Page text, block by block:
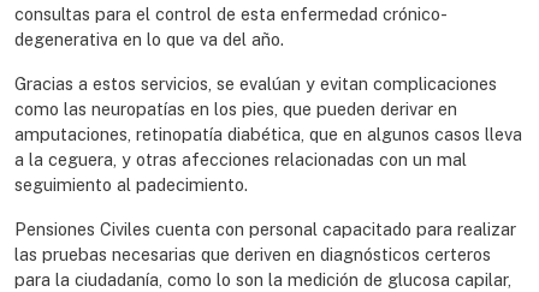
consultas para el control de esta enfermedad crónico-
degenerativa en lo que va del año.
Gracias a estos servicios, se evalúan y evitan complicaciones
como las neuropatías en los pies, que pueden derivar en
amputaciones, retinopatía diabética, que en algunos casos lleva
a la ceguera, y otras afecciones relacionadas con un mal
seguimiento al padecimiento.
Pensiones Civiles cuenta con personal capacitado para realizar
las pruebas necesarias que deriven en diagnósticos certeros
para la ciudadanía, como lo son la medición de glucosa capilar,